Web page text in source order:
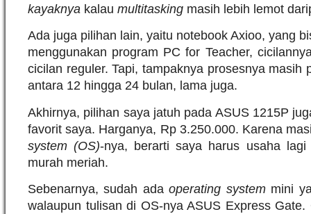
kayaknya kalau multitasking masih lebih lemot
Ada juga pilihan lain, yaitu notebook Axioo, yang
menggunakan program PC for Teacher,
cicilan reguler. Tapi, tampaknya prosesnya masih
antara 12 hingga 24 bulan, lama juga.
Akhirnya, pilihan saya jatuh pada ASUS 1215P
favorit saya. Harganya, Rp 3.250.000. Karena
system (OS)-nya, berarti saya harus usaha
murah meriah.
Sebenarnya, sudah adaoperating systemmini
walaupun tulisan di OS-nya ASUS Express